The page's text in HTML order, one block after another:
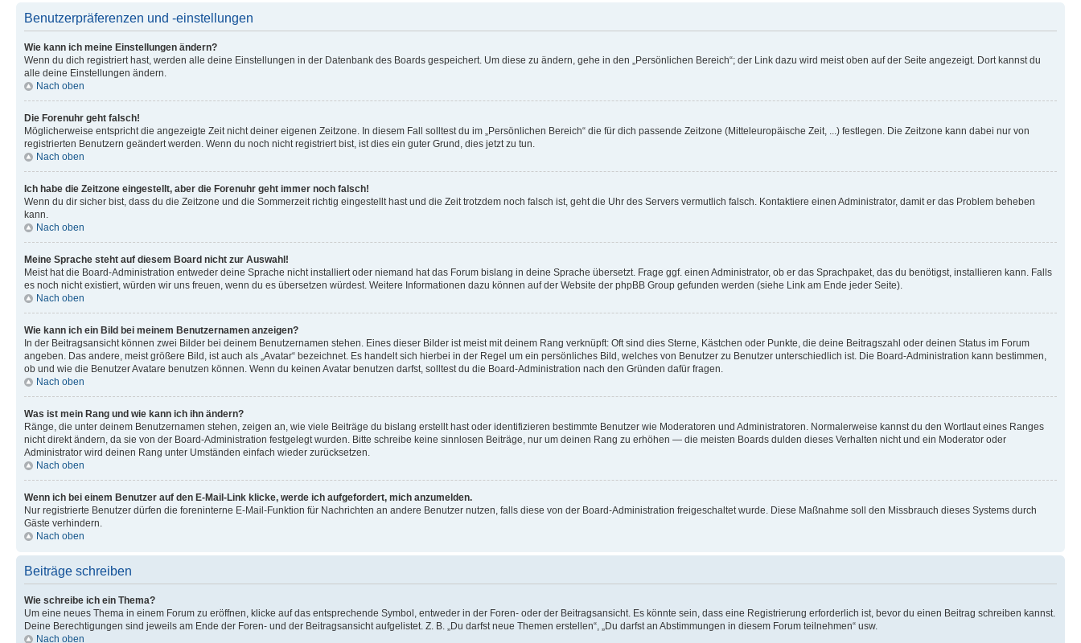
Benutzerpräferenzen und -einstellungen
Wie kann ich meine Einstellungen ändern?
Wenn du dich registriert hast, werden alle deine Einstellungen in der Datenbank des Boards gespeichert. Um diese zu ändern, gehe in den „Persönlichen Bereich“; der Link dazu wird meist oben auf der Seite angezeigt. Dort kannst du
alle deine Einstellungen ändern.
Nach oben
Die Forenuhr geht falsch!
Möglicherweise entspricht die angezeigte Zeit nicht deiner eigenen Zeitzone. In diesem Fall solltest du im „Persönlichen Bereich“ die für dich passende Zeitzone (Mitteleuropäische Zeit, ...) festlegen. Die Zeitzone kann dabei nur von
registrierten Benutzern geändert werden. Wenn du noch nicht registriert bist, ist dies ein guter Grund, dies jetzt zu tun.
Nach oben
Ich habe die Zeitzone eingestellt, aber die Forenuhr geht immer noch falsch!
Wenn du dir sicher bist, dass du die Zeitzone und die Sommerzeit richtig eingestellt hast und die Zeit trotzdem noch falsch ist, geht die Uhr des Servers vermutlich falsch. Kontaktiere einen Administrator, damit er das Problem beheben
kann.
Nach oben
Meine Sprache steht auf diesem Board nicht zur Auswahl!
Meist hat die Board-Administration entweder deine Sprache nicht installiert oder niemand hat das Forum bislang in deine Sprache übersetzt. Frage ggf. einen Administrator, ob er das Sprachpaket, das du benötigst, installieren kann. Falls
es noch nicht existiert, würden wir uns freuen, wenn du es übersetzen würdest. Weitere Informationen dazu können auf der Website der phpBB Group gefunden werden (siehe Link am Ende jeder Seite).
Nach oben
Wie kann ich ein Bild bei meinem Benutzernamen anzeigen?
In der Beitragsansicht können zwei Bilder bei deinem Benutzernamen stehen. Eines dieser Bilder ist meist mit deinem Rang verknüpft: Oft sind dies Sterne, Kästchen oder Punkte, die deine Beitragszahl oder deinen Status im Forum
angeben. Das andere, meist größere Bild, ist auch als „Avatar“ bezeichnet. Es handelt sich hierbei in der Regel um ein persönliches Bild, welches von Benutzer zu Benutzer unterschiedlich ist. Die Board-Administration kann bestimmen,
ob und wie die Benutzer Avatare benutzen können. Wenn du keinen Avatar benutzen darfst, solltest du die Board-Administration nach den Gründen dafür fragen.
Nach oben
Was ist mein Rang und wie kann ich ihn ändern?
Ränge, die unter deinem Benutzernamen stehen, zeigen an, wie viele Beiträge du bislang erstellt hast oder identifizieren bestimmte Benutzer wie Moderatoren und Administratoren. Normalerweise kannst du den Wortlaut eines Ranges
nicht direkt ändern, da sie von der Board-Administration festgelegt wurden. Bitte schreibe keine sinnlosen Beiträge, nur um deinen Rang zu erhöhen — die meisten Boards dulden dieses Verhalten nicht und ein Moderator oder
Administrator wird deinen Rang unter Umständen einfach wieder zurücksetzen.
Nach oben
Wenn ich bei einem Benutzer auf den E-Mail-Link klicke, werde ich aufgefordert, mich anzumelden.
Nur registrierte Benutzer dürfen die foreninterne E-Mail-Funktion für Nachrichten an andere Benutzer nutzen, falls diese von der Board-Administration freigeschaltet wurde. Diese Maßnahme soll den Missbrauch dieses Systems durch
Gäste verhindern.
Nach oben
Beiträge schreiben
Wie schreibe ich ein Thema?
Um eine neues Thema in einem Forum zu eröffnen, klicke auf das entsprechende Symbol, entweder in der Foren- oder der Beitragsansicht. Es könnte sein, dass eine Registrierung erforderlich ist, bevor du einen Beitrag schreiben kannst.
Deine Berechtigungen sind jeweils am Ende der Foren- und der Beitragsansicht aufgelistet. Z. B. „Du darfst neue Themen erstellen“, „Du darfst an Abstimmungen in diesem Forum teilnehmen“ usw.
Nach oben